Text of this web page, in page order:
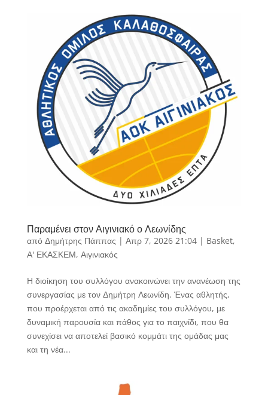
Παραμένει στον Αιγινιακό ο Λεωνίδης
από Δημήτρης Πάππας | Απρ 7, 2026 21:04| Basket,
Α' ΕΚΑΣΚΕΜ, Αιγινιακός
Η διοίκηση του συλλόγου ανακοινώνει την ανανέωση της
συνεργασίας με τον Δημήτρη Λεωνίδη. Ένας αθλητής,
που προέρχεται από τις ακαδημίες του συλλόγου, με
δυναμική παρουσία και πάθος για το παιχνίδι, που θα
συνεχίσει να αποτελεί βασικό κομμάτι της ομάδας μας
και τη νέα...